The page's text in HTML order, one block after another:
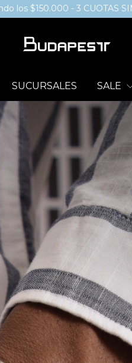
3 CUOTAS SIN INTERÉS / 6
SUCURSALES SALE